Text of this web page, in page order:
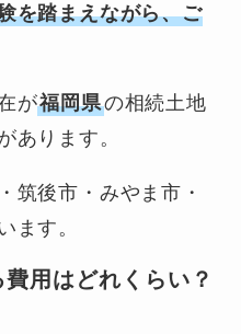
を踏まえながら、ご
が福岡県の相続土地
あります。
筑後市・みやま市・
ます。
用はどれくらい？